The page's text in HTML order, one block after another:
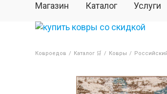
Магазин Каталог Услуги
Ковроедов / Каталог 🛒 / Ковры /